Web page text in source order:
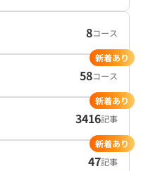
8コース
58コース
新着あり
3416記事
新着あり
47記事
新着あり